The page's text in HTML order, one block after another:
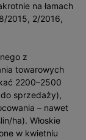
na łamach
2015, 2/2016,
z
towarowych
2200–2500
sprzedaży),
– nawet
ha). Włoskie
w kwietniu